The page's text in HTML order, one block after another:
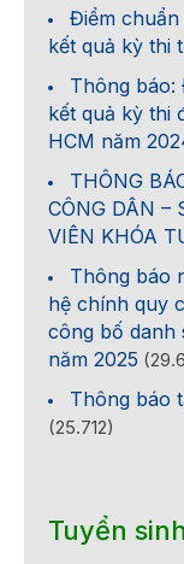
Điểm
kết quả kỳ thi
Thông báo:
kết quả kỳ thi
HCM năm
THÔNG
CÔNG DÂN –
VIÊN KHÓA
Thông báo
hệ chính quy
công bố danh
năm 2025
Thông báo
(25.712)
Tuyển sinh